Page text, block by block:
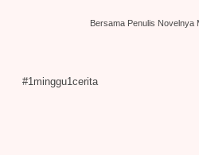
Bersama Penulis Novelnya
#1minggu1cerita